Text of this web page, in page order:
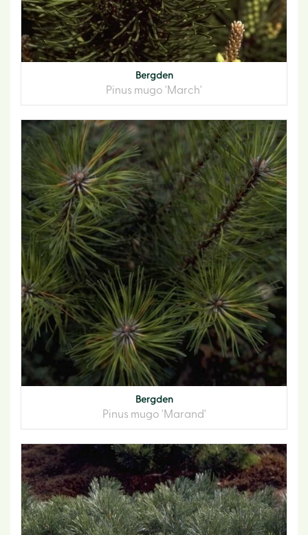
Bergden
Pinus mugo 'March'
Bergden
Pinus mugo 'Marand'